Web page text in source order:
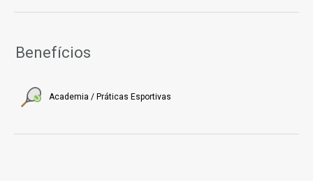
Benefícios
Academia / Práticas Esportivas